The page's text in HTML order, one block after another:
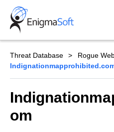
Skip
content
Threat Database
Rogue
om